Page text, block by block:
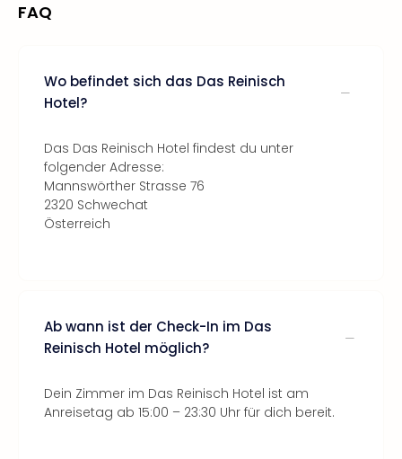
FAQ
Wo befindet sich das Das Reinisch
Hotel?
Das Das Reinisch Hotel findest du unter
folgender Adresse:
Mannswörther Strasse 76
2320 Schwechat
Österreich
Ab wann ist der Check-In im Das
Reinisch Hotel möglich?
Dein Zimmer im Das Reinisch Hotel ist am
Anreisetag ab 15:00 – 23:30 Uhr für dich bereit.